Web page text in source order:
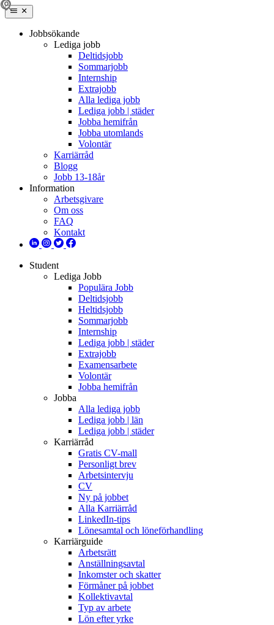
Jobbsökande
Lediga jobb
Deltidsjobb
Sommarjobb
Internship
Extrajobb
Alla lediga jobb
Lediga jobb | städer
Jobba hemifrån
Jobba utomlands
Volontär
Karriärråd
Blogg
Jobb 13-18år
Information
Arbetsgivare
Om oss
FAQ
Kontakt
Student
Lediga Jobb
Populära Jobb
Deltidsjobb
Heltidsjobb
Sommarjobb
Internship
Lediga jobb | städer
Extrajobb
Examensarbete
Volontär
Jobba hemifrån
Jobba
Alla lediga jobb
Lediga jobb | län
Lediga jobb | städer
Karriärråd
Gratis CV-mall
Personligt brev
Arbetsintervju
CV
Ny på jobbet
Alla Karriärråd
LinkedIn-tips
Lönesamtal och löneförhandling
Karriärguide
Arbetsrätt
Anställningsavtal
Inkomster och skatter
Förmåner på jobbet
Kollektivavtal
Typ av arbete
Lön efter yrke